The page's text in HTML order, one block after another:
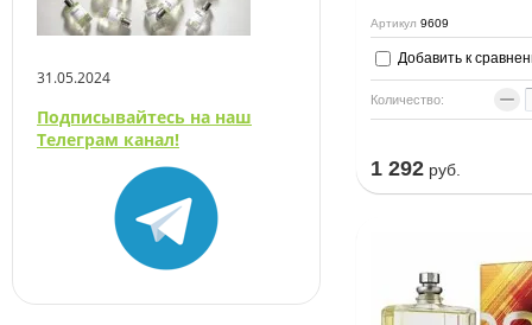
Артикул 9609
Добавить к
Количество: −
1 292 руб.
31.05.2024
Подписывайтесь на наш
Телеграм канал!